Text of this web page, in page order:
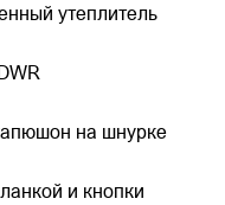
утеплитель
на шнурке
и кнопки